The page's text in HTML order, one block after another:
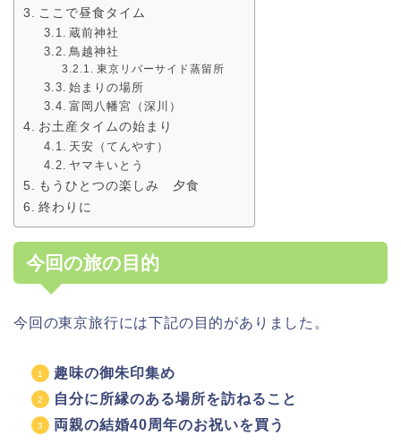
ここで昼食タイム
蔵前神社
鳥越神社
東京リバーサイド蒸留所
始まりの場所
富岡八幡宮（深川）
お土産タイムの始まり
天安（てんやす）
ヤマキいとう
もうひとつの楽しみ 夕食
終わりに
今回の旅の目的
今回の東京旅行には下記の目的がありました。
趣味の御朱印集め
自分に所縁のある場所を訪ねること
両親の結婚40周年のお祝いを買う